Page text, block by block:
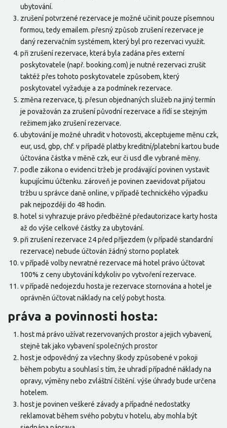
ubytování.
zrušení potvrzené rezervace je možné učinit pouze písemnou
formou, tedy emailem. přesný způsob zrušení rezervace je
daný rezervačním systémem, který byl pro rezervaci využit.
při zrušení rezervace, která byla zadána přes externí
poskytovatele (např. booking.com) je nutné rezervaci zrušit
taktéž přes tohoto poskytovatele způsobem, který
poskytovatel vyžaduje a za podmínek rezervace.
změna rezervace, tj. přesun objednaných služeb na jiný termín
je považován za zrušení původní rezervace a řídí se stejným
režimem jako zrušení rezervace.
ubytování je možné uhradit v hotovosti, akceptujeme měnu czk,
eur, usd, gbp, chf. v případě platby kreditní/platební kartou bude
účtována částka v měně czk, eur či usd dle vybrané měny.
podle zákona o evidenci tržeb je prodávající povinen vystavit
kupujícímu účtenku. zároveň je povinen zaevidovat přijatou
tržbu u správce daně online, v případě technického výpadku
pak nejpozději do 48 hodin.
hotel si vyhrazuje právo předběžné předautorizace karty hosta
až do výše celkové částky za ubytování.
při zrušení rezervace 24 před příjezdem (v případě standardní
rezervace) nebude účtován žádný storno poplatek
v případě volby nevratné rezervace má hotel právo účtovat
100% z ceny ubytování kdykoliv po vytvoření rezervace.
v případě nedojezdu hosta je rezervace stornována a hotel je
oprávněn účtovat náklady na celý pobyt hosta.
práva a povinnosti hosta:
host má právo užívat rezervovaných prostor a jejich vybavení,
stejně tak jako vybavení společných prostor
host je odpovědný za všechny škody způsobené v pokoji
během pobytu a souhlasí s tím, že uhradí případné náklady na
opravy, výměny nebo zvláštní čištění. výše úhrady bude určena
hotelem.
host je povinen veškeré závady a případné nedostatky
reklamovat během svého pobytu v hotelu, aby mohla být